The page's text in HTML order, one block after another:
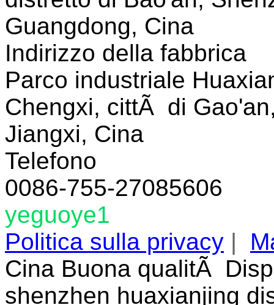
Guangdong, Cina
Indirizzo della fabbrica
Parco industriale
Chengxi, cittÃ di
Jiangxi, Cina
Telefono
0086-755-27085606
yeguoye1
Politica sulla privacy |
Cina Buona qualitÃ
shenzhen huaxianjing